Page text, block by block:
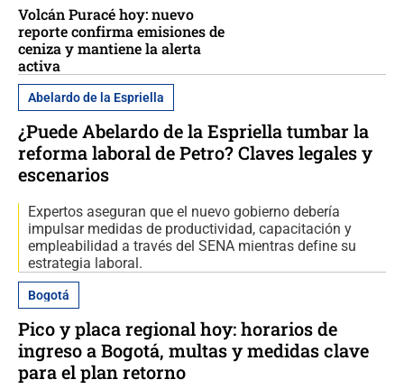
Volcán Puracé hoy: nuevo
reporte confirma emisiones de
ceniza y mantiene la alerta
activa
Abelardo de la Espriella
¿Puede Abelardo de la Espriella tumbar la
reforma laboral de Petro? Claves legales y
escenarios
Expertos aseguran que el nuevo gobierno debería
impulsar medidas de productividad, capacitación y
empleabilidad a través del SENA mientras define su
estrategia laboral.
Bogotá
Pico y placa regional hoy: horarios de
ingreso a Bogotá, multas y medidas clave
para el plan retorno